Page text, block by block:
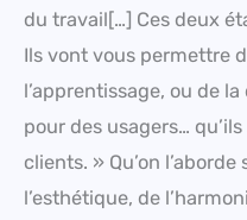
du travail[…] Ces deux
Ils vont vous permettre
l’apprentissage, ou de
pour des usagers…
clients. » Qu’on
l’esthétique, de